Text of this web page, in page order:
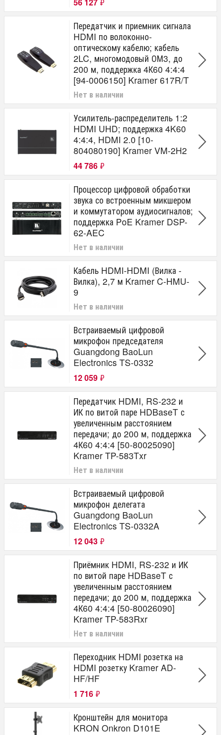
Передатчик и приемник сигнала
HDMI по волоконно-
оптическому кабелю; кабель
2LC, многомодовый ОМ3, до
200 м, поддержка 4К60 4:4:4
[94-0006150] Kramer 617R/T
Нет в наличии
Усилитель-распределитель 1:2
HDMI UHD; поддержка 4K60
4:4:4, HDMI 2.0 [10-
804080190] Kramer VM-2H2
44 786 ₽
Процессор цифровой обработки
звука со встроенным микшером
и коммутатором аудиосигналов;
поддержка PoE Kramer DSP-
62-AEC
Нет в наличии
Кабель HDMI-HDMI (Вилка -
Вилка), 2,7 м Kramer C-HMU-
9
Нет в наличии
Встраиваемый цифровой
микрофон председателя
Guangdong BaoLun
Electronics TS-0332
12 059 ₽
Передатчик HDMI, RS-232 и
ИК по витой паре HDBaseT с
увеличенным расстоянием
передачи; до 200 м, поддержка
4К60 4:4:4 [50-80025090]
Kramer TP-583Txr
Нет в наличии
Встраиваемый цифровой
микрофон делегата
Guangdong BaoLun
Electronics TS-0332A
12 043 ₽
Приёмник HDMI, RS-232 и ИК
по витой паре HDBaseT с
увеличенным расстоянием
передачи; до 200 м, поддержка
4К60 4:4:4 [50-80026090]
Kramer TP-583Rxr
Нет в наличии
Переходник HDMI розетка на
HDMI розетку Kramer AD-
HF/HF
1 716 ₽
Кронштейн для монитора
KRON Onkron D101E